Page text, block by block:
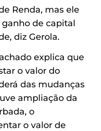
Renda, mas ele
de capital
diz Gerola.
explica que
o valor do
das mudanças
ampliação da
o
o valor de